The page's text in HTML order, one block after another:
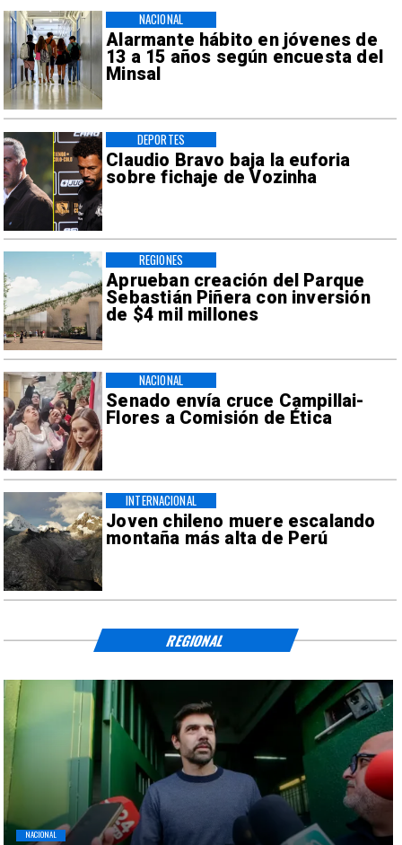
Alarmante hábito en jóvenes de
13 a 15 años según encuesta del
Minsal
NACIONAL
Claudio Bravo baja la euforia
sobre fichaje de Vozinha
DEPORTES
Aprueban creación del Parque
Sebastián Piñera con inversión
de $4 mil millones
REGIONES
Senado envía cruce Campillai-
Flores a Comisión de Ética
NACIONAL
Joven chileno muere escalando
montaña más alta de Perú
INTERNACIONAL
NACIONAL
REGIONAL